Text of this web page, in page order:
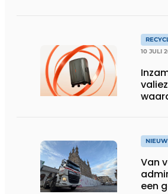
10 JULI
Van
een